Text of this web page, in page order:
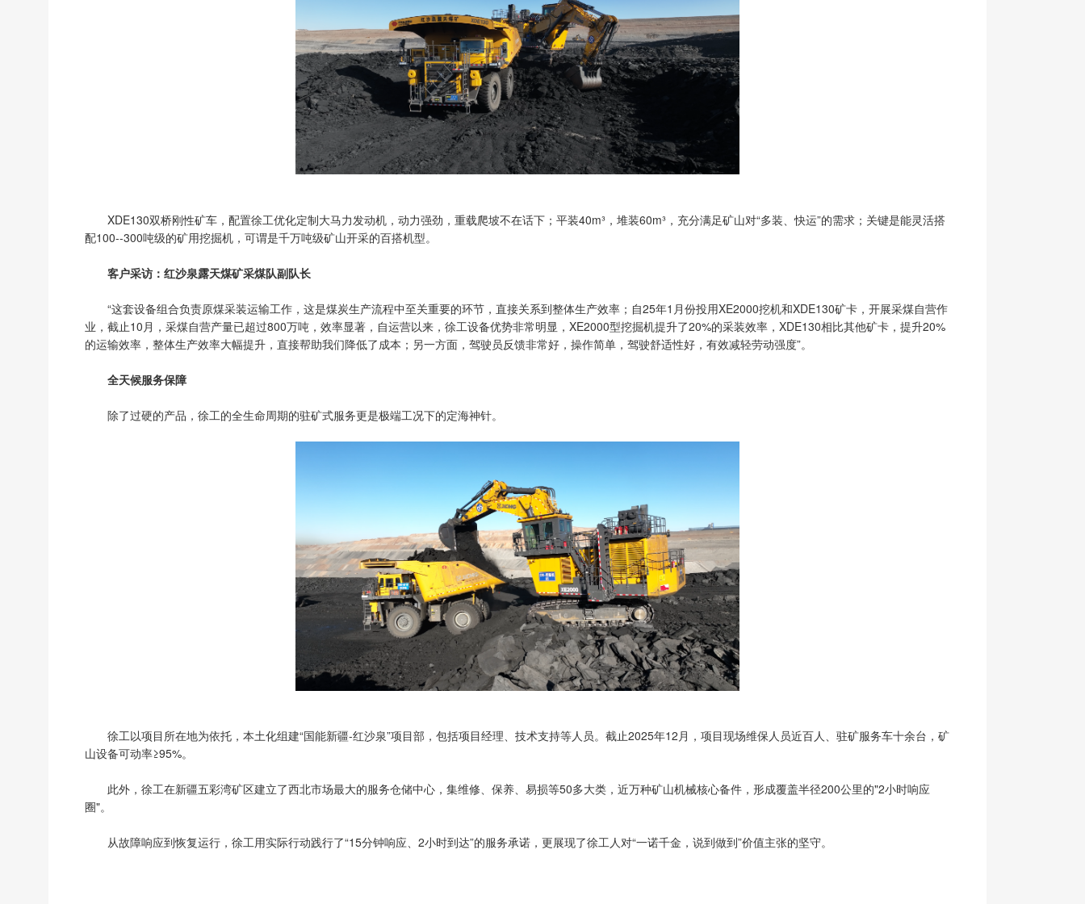
XDE130双桥刚性矿车，配置徐工优化定制大马力发动机，动力强劲，重载爬坡不在话下；平装40m³，堆装60m³，充分满足矿山对“多装、快运”的需求；关键是能灵活搭
配100--300吨级的矿用挖掘机，可谓是千万吨级矿山开采的百搭机型。
客户采访：红沙泉露天煤矿采煤队副队长
“这套设备组合负责原煤采装运输工作，这是煤炭生产流程中至关重要的环节，直接关系到整体生产效率；自25年1月份投用XE2000挖机和XDE130矿卡，开展采煤自营作
业，截止10月，采煤自营产量已超过800万吨，效率显著，自运营以来，徐工设备优势非常明显，XE2000型挖掘机提升了20%的采装效率，XDE130相比其他矿卡，提升20%
的运输效率，整体生产效率大幅提升，直接帮助我们降低了成本；另一方面，驾驶员反馈非常好，操作简单，驾驶舒适性好，有效减轻劳动强度”。
全天候服务保障
除了过硬的产品，徐工的全生命周期的驻矿式服务更是极端工况下的定海神针。
徐工以项目所在地为依托，本土化组建“国能新疆-红沙泉”项目部，包括项目经理、技术支持等人员。截止2025年12月，项目现场维保人员近百人、驻矿服务车十余台，矿
山设备可动率≥95%。
此外，徐工在新疆五彩湾矿区建立了西北市场最大的服务仓储中心，集维修、保养、易损等50多大类，近万种矿山机械核心备件，形成覆盖半径200公里的"2小时响应
圈"。
从故障响应到恢复运行，徐工用实际行动践行了“15分钟响应、2小时到达”的服务承诺，更展现了徐工人对“一诺千金，说到做到”价值主张的坚守。